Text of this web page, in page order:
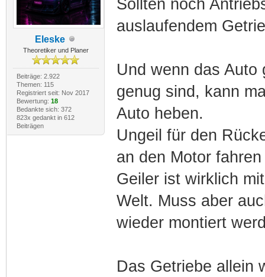
Eleske
Theoretiker und Planer
Beiträge: 2.922
Themen: 115
Registriert seit: Nov 2017
Bewertung: 18
Bedankte sich: 372
823x gedankt in 612
Beiträgen
Sollten noch
auslaufendem
Und wenn das Auto
genug sind, kann
Auto heben.
Ungeil für den
an den Motor
Geiler ist wirklich
Welt. Muss aber
wieder montiert
Das Getriebe allein